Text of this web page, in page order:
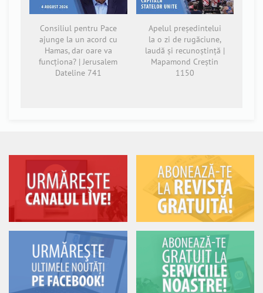
Consiliul pentru Pace
ajunge la un acord cu
Hamas, dar oare va
funcționa? | Jerusalem
Dateline 741
Apelul președintelui
la o zi de rugăciune,
laudă și recunoștință |
Mapamond Creștin
1150